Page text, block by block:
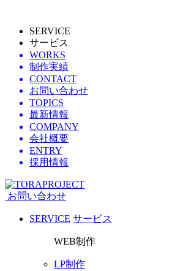
SERVICE
サービス
WORKS
制作実績
CONTACT
お問い合わせ
TOPICS
最新情報
COMPANY
会社概要
ENTRY
採用情報
お問い合わせ
SERVICE サービス
WEB制作
LP制作